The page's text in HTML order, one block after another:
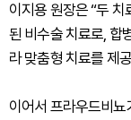
이지용 원장은 “두 치
된 비수술 치료로, 합
라 맞춤형 치료를 제
이어서 프라우드비뇨